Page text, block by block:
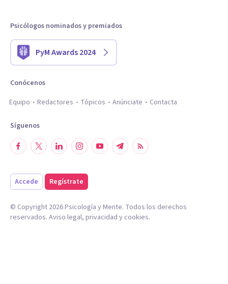
Psicólogos nominados y premiados
PyM Awards 2024
Conócenos
Equipo
Redactores Tópicos Anúnciate Contacta
Síguenos
Accede Regístrate
© Copyright 2026Psicología y Mente. Todos los derechos
reservados. Aviso legal, privacidad y cookies.